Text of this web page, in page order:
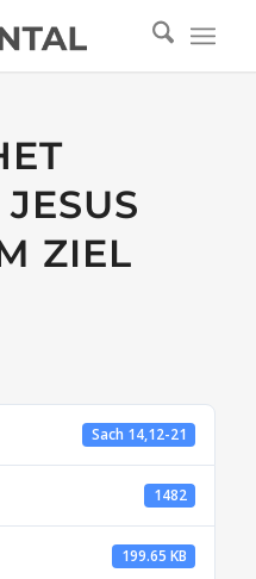
ZIEL
Sach 14,12-21
1482
199.65 KB